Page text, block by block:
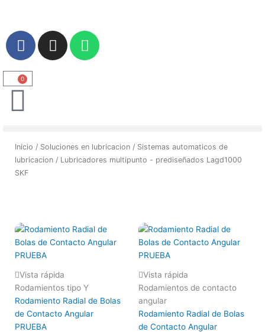
contenido
F
a
c
e
b
o
k
I
n
a
m
W
h
p
0
Carrito
Inicio / Soluciones en lubricacion / Sistemas automaticos de
lubricacion / Lubricadores multipunto - prediseñados Lagd1000
SKF
Vista rápida
Rodamientos tipo Y
Rodamiento Radial de Bolas
de Contacto Angular
PRUEBA
Vista rápida
Rodamientos de contacto
angular
Rodamiento Radial de Bolas
de Contacto Angular